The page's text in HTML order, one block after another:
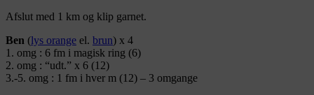
Afslut med 1 km og klip garnet.
Ben (lys orange el. brun) x 4
1. omg : 6 fm i magisk ring (6)
2. omg : “udt.” x 6 (12)
3.-5. omg : 1 fm i hver m (12) – 3 omgange